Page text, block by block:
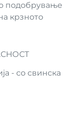
подобрување
крзното
- со свинска